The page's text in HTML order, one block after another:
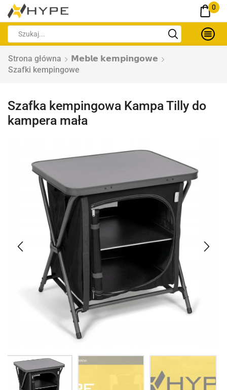
0
Strona główna
𝗠𝗲𝗯𝗹𝗲 𝗸𝗲𝗺𝗽𝗶𝗻𝗴𝗼𝘄𝗲
Szafki kempingowe
Szafka kempingowa Kampa Tilly do
kampera mała